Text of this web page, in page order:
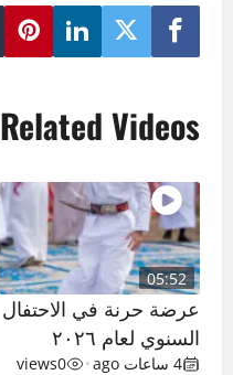
Related Videos
05:52
عرضة حرنة في الاحتفال
السنوي لعام ٢٠٢٦
4 ساعات ago •
0
views